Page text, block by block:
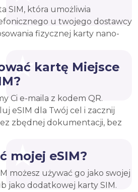
SIM, która umożliwia
u twojego dostawcy
fizycznej karty nano-
kartę Miejsce
Ci e-maila z kodem QR.
eSIM dla Twój cel i zacznij
zbędnej dokumentacji, bez
mojej eSIM?
możesz używać go jako swojej
jako dodatkowej karty SIM.